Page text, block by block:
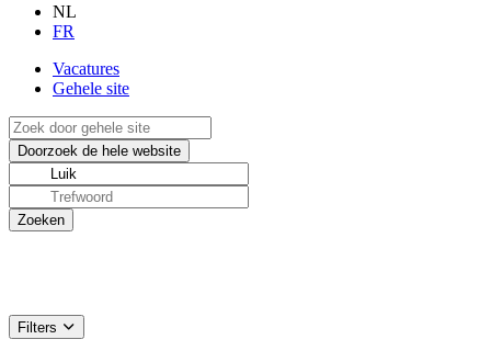
NL
FR
Vacatures
Gehele site
Filters